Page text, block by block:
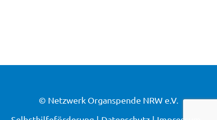
© Netzwerk Organspende NRW e.V.